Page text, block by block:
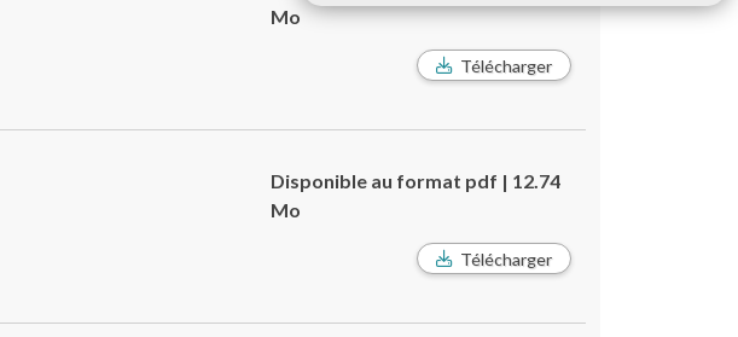
Mo
Télécharger
Disponible au format pdf | 12.74
Mo
Télécharger